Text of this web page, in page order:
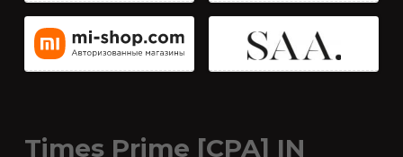
Times Prime [CPA] IN